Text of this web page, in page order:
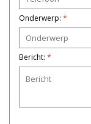
Onderwerp: *
Bericht: *